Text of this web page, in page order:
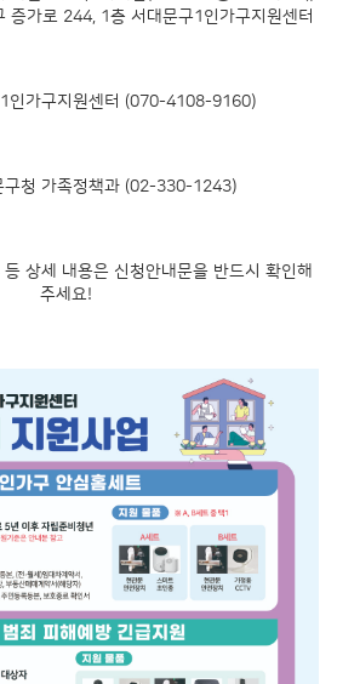
증가로 244, 1층 서대문구1인가구지원센터
인가구지원센터 (070-4108-9160)
가족정책과 (02-330-1243)
상세 내용은 신청안내문을 반드시 확인해
주세요!